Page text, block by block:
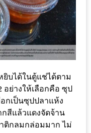
บได้ในตู้แช่ได้ตาม
อย่างให้เลือกคือ ซุป
กเป็นซุปปลาแห้ง
กสีแล้วแดงจัดจ้าน
ติกลมกล่อมมาก ไม่